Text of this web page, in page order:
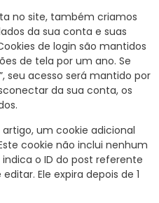
no site, também criamos
da sua conta e suas
de login são mantidos
de tela por um ano. Se
seu acesso será mantido por
da sua conta, os
um cookie adicional
cookie não inclui nenhum
o ID do post referente
Ele expira depois de 1